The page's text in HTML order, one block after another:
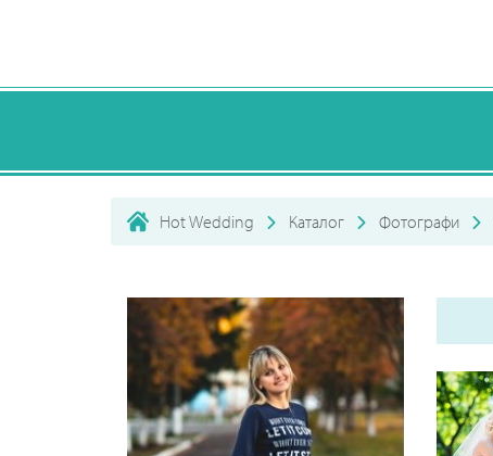
Hot Wedding Каталог Фотографи